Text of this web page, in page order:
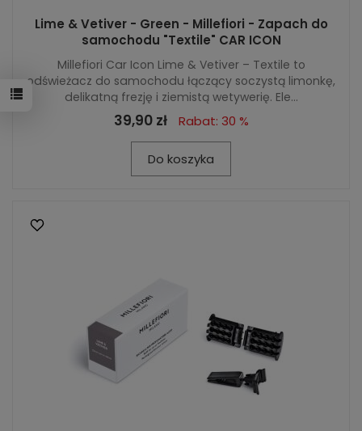
Lime & Vetiver - Green - Millefiori - Zapach do
samochodu "Textile" CAR ICON
Millefiori Car Icon Lime & Vetiver – Textile to
odświeżacz do samochodu łączący soczystą limonkę,
delikatną frezję i ziemistą wetywerię. Ele...
39,90 zł Rabat: 30 %
Do koszyka